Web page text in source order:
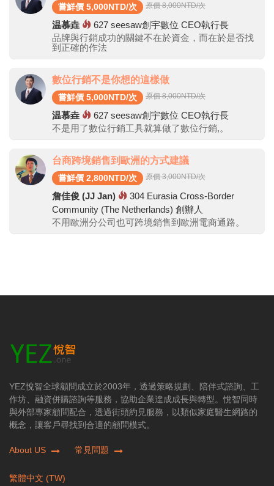
嘗鮮價 5,000NTD/次 原價 8,000NTD/次
温慕垚 627 seesaw創宇數位 CEO執行長
品牌與行銷成功的關鍵不在於資金，而在於是否找
到正確的作法
數位行銷不是你想的這樣做
嘗鮮價 5,000NTD/次 原價 8,000NTD/次
温慕垚 627 seesaw創宇數位 CEO執行長
不是用了數位行銷工具就算做了數位行銷,。
台商跨境銷售到歐洲的方式建議
嘗鮮價 2,800NTD/次 原價 3,000NTD/次
詹佳俊 (JJ Jan) 304 Eurasia Cross-Border
Community (The Netherlands) 創辦人
不用歐洲分公司也可跨境銷售到歐洲電商通路。
YEZ悅智全球顧問成立於2003年，透過策略規劃、陪伴式諮詢、工
作坊、融資併購諮詢等服務，協助企業達成成長與轉型。悅智同時
與外部專家顧問配合，透過街頭約見服務，以類似家庭醫生網路的
概念，讓客戶尋找到合適的顧問模式。
About US 常見問題
繁體中文 (TW)